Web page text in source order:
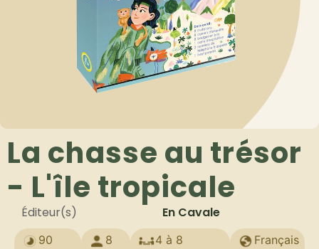
La chasse au trésor
- L'île tropicale
Éditeur(s) En Cavale
90
8
4 à 8
Français